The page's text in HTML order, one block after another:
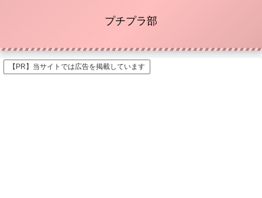
プチプラ部
【PR】当サイトでは広告を掲載しています